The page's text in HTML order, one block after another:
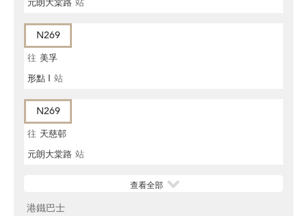
元朗大棠路 站
N269
往 美孚
形點 I 站
N269
往 天慈邨
元朗大棠路 站
查看全部
港鐵巴士